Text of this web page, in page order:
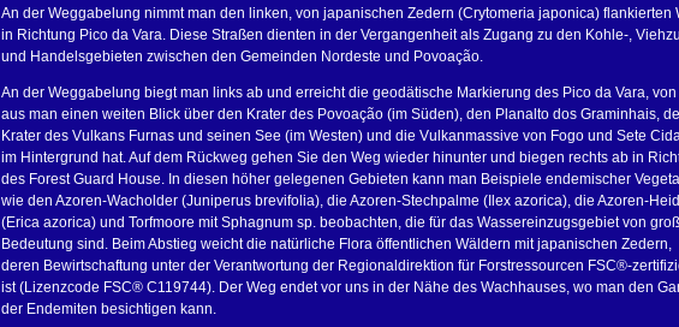
An der Weggabelung nimmt man den linken, von japanischen Zedern (Crytomeria japonica) flankierten
in Richtung Pico da Vara. Diese Straßen dienten in der Vergangenheit als Zugang zu den Kohle-,
und Handelsgebieten zwischen den Gemeinden Nordeste und Povoação.
An der Weggabelung biegt man links ab und erreicht die geodätische Markierung des Pico da Vara,
aus man einen weiten Blick über den Krater des Povoação (im Süden), den Planalto dos Graminhais,
Krater des Vulkans Furnas und seinen See (im Westen) und die Vulkanmassive von Fogo und Sete
im Hintergrund hat. Auf dem Rückweg gehen Sie den Weg wieder hinunter und biegen rechts ab in
des Forest Guard House. In diesen höher gelegenen Gebieten kann man Beispiele endemischer
wie den Azoren-Wacholder (Juniperus brevifolia), die Azoren-Stechpalme (Ilex azorica), die Azoren-
(Erica azorica) und Torfmoore mit Sphagnum sp. beobachten, die für das Wassereinzugsgebiet von
Bedeutung sind. Beim Abstieg weicht die natürliche Flora öffentlichen Wäldern mit japanischen Zedern,
deren Bewirtschaftung unter der Verantwortung der Regionaldirektion für Forstressourcen FSC®-
ist (Lizenzcode FSC® C119744). Der Weg endet vor uns in der Nähe des Wachhauses, wo man den
der Endemiten besichtigen kann.